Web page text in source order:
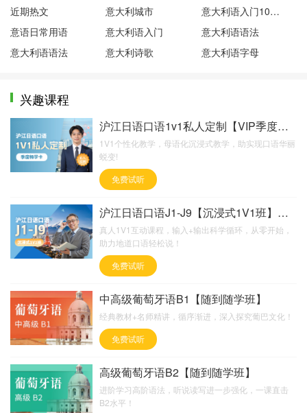
近期热文
意大利城市
意大利语入门100句
意语日常用语
意大利语入门
意大利语语法
意大利语语法
意大利诗歌 意大利语字母
兴趣课程
沪江日语口语1v1私人定制【VIP季度畅学卡】
1V1个性化教学，母语化沉浸式教学，助实现口语华丽
蜕变!
免费试听
沪江日语口语J1-J9【沉浸式1V1班】超值版
真人1V1互动课程，输入+输出科学循环，从零开始，
助力地道口语轻松说！
免费试听
中高级葡萄牙语B1【随到随学班】
经典教材+名师精讲，循序渐进，深入探究葡巴文化！
免费试听
高级葡萄牙语B2【随到随学班】
进阶学习高阶语法，听说读写进一步强化，一课直击
B2水平！